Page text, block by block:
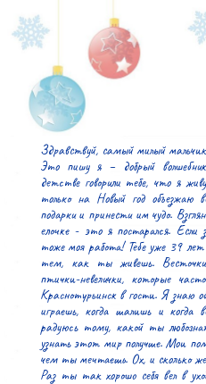
Здравствуй, самый милый
Это пишу я – добрый
детстве говорили тебе, что я
только на Новый год объезжаю
подарки и принести им чудо.
елочке - это я постарался.
тоже моя работа! Тебе уже​ 39
тем, как ты живешь.
птички-невелички, которые
Краснотурьинск​ в гости. Я знаю
играешь, когда шалишь и когда
радуюсь тому, какой ты
узнать этот мир получше. Мои
чем ты мечтаешь. Ох, и сколько
Раз ты так хорошо себя вел в